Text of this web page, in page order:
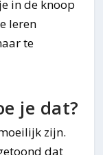
in de knoop
leren
te
je dat?
zijn.
dat